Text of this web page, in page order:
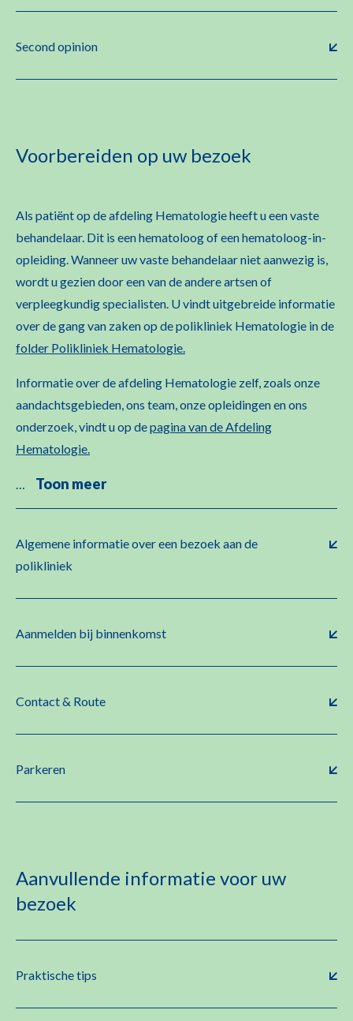
Second opinion
Voorbereiden op uw bezoek
Als patiënt op de afdeling Hematologie heeft u een vaste
behandelaar. Dit is een hematoloog of een hematoloog-in-
opleiding. Wanneer uw vaste behandelaar niet aanwezig is,
wordt u gezien door een van de andere artsen of
verpleegkundig specialisten. U vindt uitgebreide informatie
over de gang van zaken op de polikliniek Hematologie in de
folder Polikliniek Hematologie.
Informatie over de afdeling Hematologie zelf, zoals onze
aandachtsgebieden, ons team, onze opleidingen en ons
onderzoek, vindt u op depagina van de Afdeling
Hematologie.
Toon meer
Algemene informatie over een bezoek aan de
polikliniek
Aanmelden bij binnenkomst
Contact & Route
Parkeren
Aanvullende informatie voor uw
bezoek
Praktische tips